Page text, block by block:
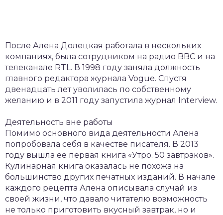
После Алена Долецкая работала в нескольких
компаниях, была сотрудником на радио BBC и на
телеканале RTL. В 1998 году заняла должность
главного редактора журнала Vogue. Спустя
двенадцать лет уволилась по собственному
желанию и в 2011 году запустила журнал Interview.
Деятельность вне работы
Помимо основного вида деятельности Алена
попробовала себя в качестве писателя. В 2013
году вышла ее первая книга «Утро. 50 завтраков».
Кулинарная книга оказалась не похожа на
большинство других печатных изданий. В начале
каждого рецепта Алена описывала случай из
своей жизни, что давало читателю возможность
не только приготовить вкусный завтрак, но и